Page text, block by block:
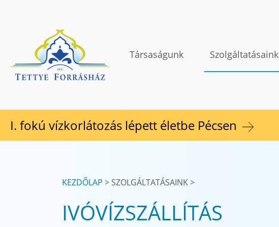
TETTYE FORRÁSHÁZ Zrt.
Társaságunk Szolgáltatásaink
I. fokú vízkorlátozás lépett életbe Pécsen
KEZDŐLAP SZOLGÁLTATÁSAINK
IVÓVÍZSZÁLLÍTÁS